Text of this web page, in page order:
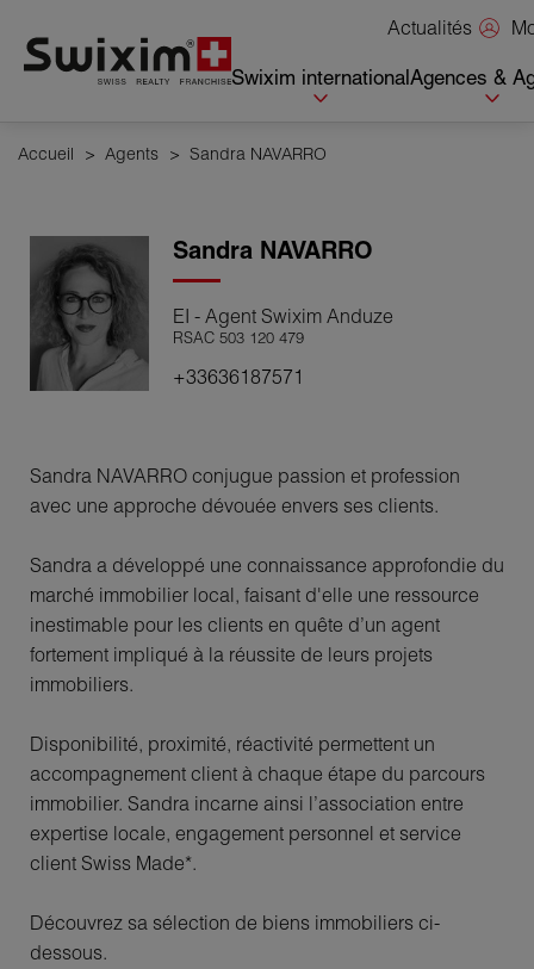
Actualités
Swixim internationalAgences &
Accueil > Agents > Sandra NAVARRO
Sandra NAVARRO
EI - Agent Swixim Anduze
RSAC 503 120 479
+33636187571
Sandra NAVARRO conjugue passion et profession
avec une approche dévouée envers ses clients.
Sandra a développé une connaissance approfondie du
marché immobilier local, faisant d'elle une ressource
inestimable pour les clients en quête d’un agent
fortement impliqué à la réussite de leurs projets
immobiliers.
Disponibilité, proximité, réactivité permettent un
accompagnement client à chaque étape du parcours
immobilier. Sandra incarne ainsi l’association entre
expertise locale, engagement personnel et service
client Swiss Made*.
Découvrez sa sélection de biens immobiliers ci-
dessous.